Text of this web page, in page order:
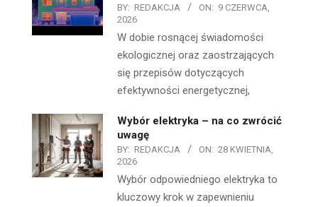
BY: REDAKCJA ON: 9 CZERWCA,
2026
W dobie rosnącej świadomości
ekologicznej oraz zaostrzających
się przepisów dotyczących
efektywności energetycznej,
Wybór elektryka – na co zwrócić
uwagę
BY: REDAKCJA ON: 28 KWIETNIA,
2026
Wybór odpowiedniego elektryka to
kluczowy krok w zapewnieniu